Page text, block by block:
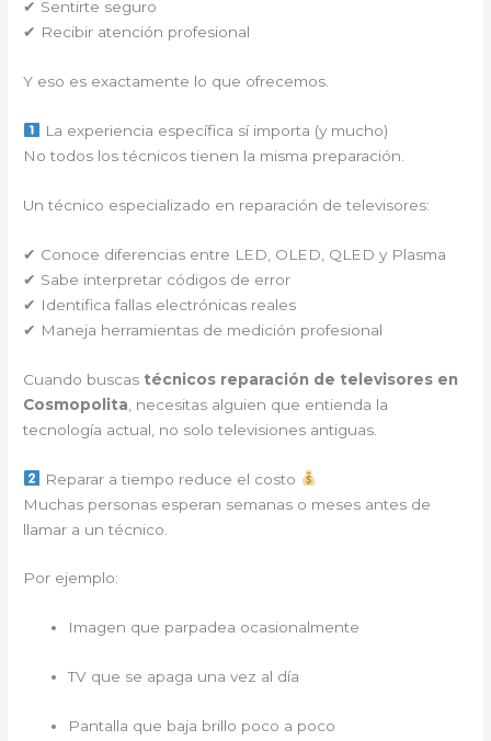
✔ Sentirte seguro
✔ Recibir atención profesional
Y eso es exactamente lo que ofrecemos.
La experiencia específica sí importa (y mucho)
No todos los técnicos tienen la misma preparación.
Un técnico especializado en reparación de televisores:
✔ Conoce diferencias entre LED, OLED, QLED y Plasma
✔ Sabe interpretar códigos de error
✔ Identifica fallas electrónicas reales
✔ Maneja herramientas de medición profesional
Cuando buscas técnicos reparación de televisores en
Cosmopolita , necesitas alguien que entienda la
tecnología actual, no solo televisiones antiguas.
Reparar a tiempo reduce el costo
Muchas personas esperan semanas o meses antes de
llamar a un técnico.
Por ejemplo:
Imagen que parpadea ocasionalmente
TV que se apaga una vez al día
Pantalla que baja brillo poco a poco